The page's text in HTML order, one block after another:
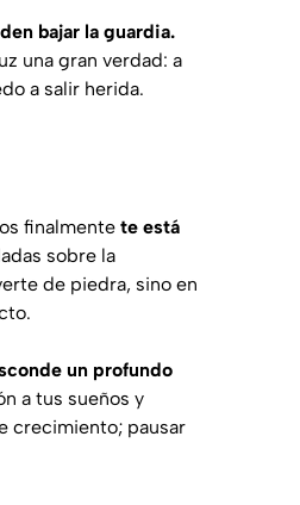
bajar la guardia.
una gran verdad: a
a salir herida.
finalmente te está
sobre la
de piedra, sino en
un profundo
a tus sueños y
crecimiento; pausar